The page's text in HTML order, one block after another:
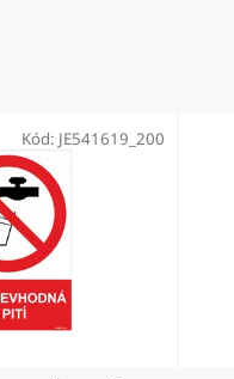
Kód: JE541619_200